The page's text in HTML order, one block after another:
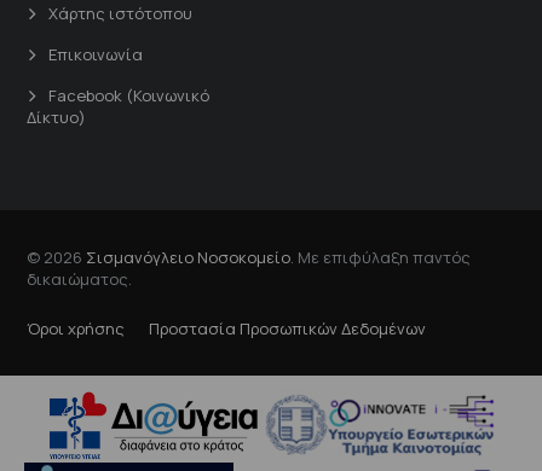
Χάρτης ιστότοπου
Επικοινωνία
Facebook (Κοινωνικό
Δίκτυο)
© 2026 Σισμανόγλειο Νοσοκομείο . Με επιφύλαξη παντός
δικαιώματος.
Όροι χρήσης Προστασία Προσωπικών Δεδομένων